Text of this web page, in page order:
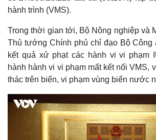
hành trình (VMS).
Trong thời gian tới, Bộ Nông nghiệp và
Thủ tướng Chính phủ chỉ đạo Bộ Công
kết quả xử phạt các hành vi vi phạm
hành hành vi vi phạm mất kết nối VMS,
thác trên biển, vi phạm vùng biển nước